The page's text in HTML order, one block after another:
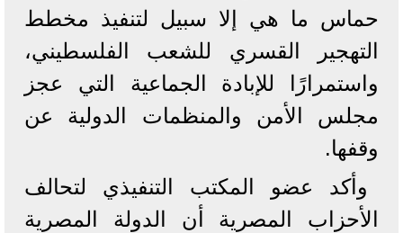
حماس ما هي إلا سبيل لتنفيذ مخطط
التهجير القسري للشعب الفلسطيني،
واستمرارًا للإبادة الجماعية التي عجز
مجلس الأمن والمنظمات الدولية عن
وقفها.
وأكد عضو المكتب التنفيذي لتحالف
الأحزاب المصرية أن الدولة المصرية